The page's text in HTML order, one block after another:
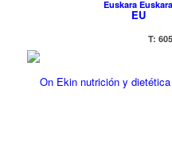
Euskara Euskara
EU
T: